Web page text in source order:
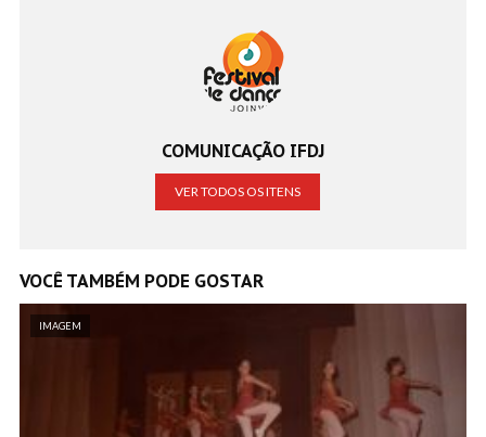
COMUNICAÇÃO IFDJ
VER TODOS OS ITENS
VOCÊ TAMBÉM PODE GOSTAR
IMAGEM